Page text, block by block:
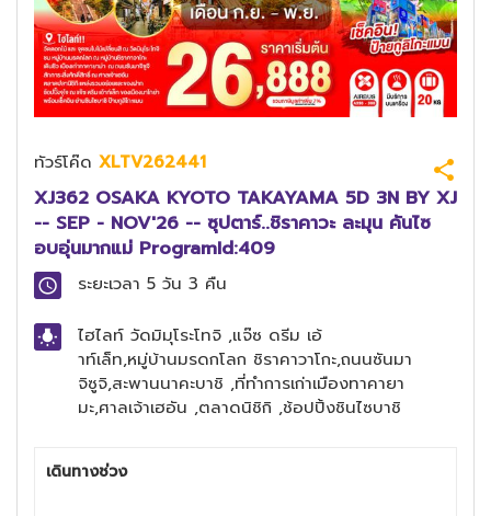
ทัวร์โค๊ด XLTV262441
XJ362 OSAKA KYOTO TAKAYAMA 5D 3N BY XJ
-- SEP - NOV'26 -- ซุปตาร์..ชิราคาวะ ละมุน คันไซ
อบอุ่นมากแม่ ProgramId:409
ระยะเวลา 5 วัน 3 คืน
ไฮไลท์ วัดมิมุโระโทจิ ,แจ๊ซ ดรีม เอ้
าท์เล็ท,หมู่บ้านมรดกโลก ชิราคาวาโกะ,ถนนซันมา
จิซูจิ,สะพานนาคะบาชิ ,ที่ทำการเก่าเมืองทาคายา
มะ,ศาลเจ้าเฮอัน ,ตลาดนิชิกิ ,ช้อปปิ้งชินไซบาชิ
เดินทางช่วง